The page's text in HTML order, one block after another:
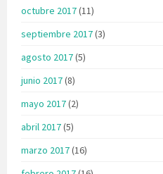
octubre 2017(11)
septiembre 2017(3)
agosto 2017(5)
junio 2017(8)
mayo 2017(2)
abril 2017(5)
marzo 2017(16)